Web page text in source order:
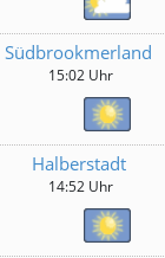
Südbrookmerland
15:02 Uhr
Halberstadt
14:52 Uhr